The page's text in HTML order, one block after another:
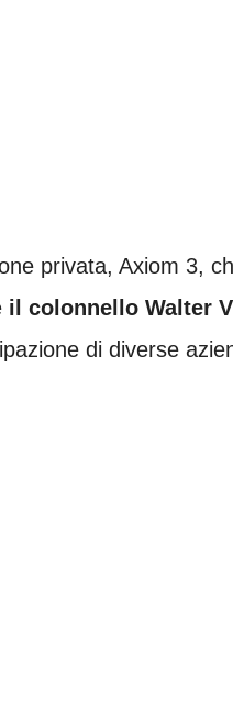
privata, Axiom 3,
il colonnello Walter
di diverse